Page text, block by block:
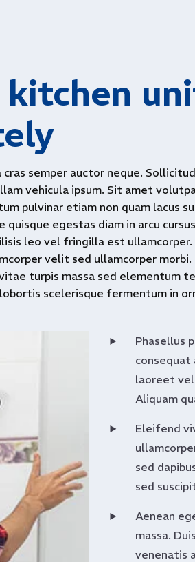
kitchen
cras semper auctor neque.
vehicula ipsum. Sit amet
pulvinar etiam non quam lacus
quisque egestas diam in arcu
leo vel fringilla est
velit sed ullamcorper morbi.
turpis massa sed elementum
scelerisque fermentum in
Phasellus
consequat
laoreet
Aliquam
Eleifend
sed
sed
Aenean
massa.
venenatis